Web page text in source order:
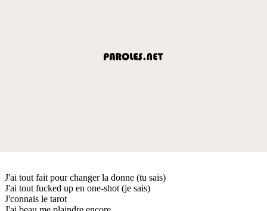
J'ai tout fait pour changer la donne (tu sais)
J'ai tout fucked up en one-shot (je sais)
J'connais le tarot